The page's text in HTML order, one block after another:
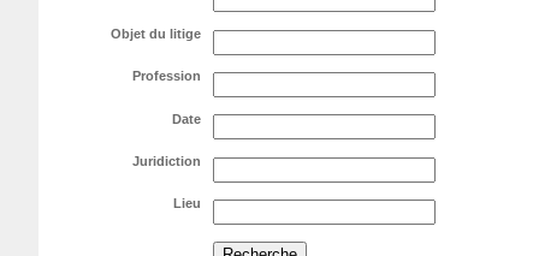
Objet du litige
Profession
Date
Juridiction
Lieu